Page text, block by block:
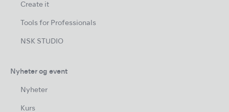
Create it
Tools for Professionals
NSK STUDIO
Nyheter og event
Nyheter
Kurs